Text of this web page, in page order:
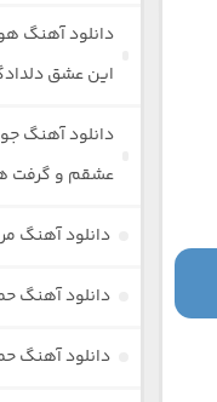
دانلود آهنگ
این عشق
دانلود آهنگ
عشقم و گرفت
دانلود آهنگ
دانلود آهنگ
دانلود آهنگ